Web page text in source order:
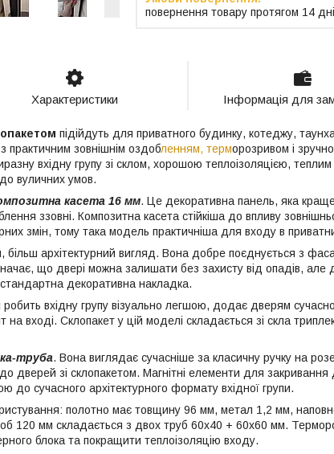
повернення товару протягом 14
Характеристики Інформація для
підійдуть для приватного будинку, котеджу,
практичним зовнішнім оздобленням, терморозривом і
вхідну групу зі склом, хорошою теплоізоляцією,
вуличних умов.
касета 16 мм. Це декоративна панель, яка
ззовні. Композитна касета стійкіша до впливу
змін, тому така модель практичніша для входу в
архітектурний вигляд. Вона добре поєднується з
що двері можна залишати без захисту від опадів, але
декоративна накладка.
вхідну групу візуально легшою, додає дверям
вході. Склопакет у цій моделі складається зі скла
труба. Вона виглядає сучасніше за класичну ручку на
дверей зі склопакетом. Магнітні елементи для
до сучасного архітектурного формату вхідної групи.
полотно має товщину 96 мм, метал 1,2 мм,
120 мм складається з двох труб 60х40 + 60х60 мм.
блока та покращити теплоізоляцію входу.